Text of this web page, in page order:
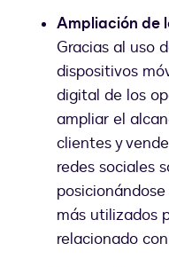
Ampliación de
Gracias al uso
dispositivos
digital de los
ampliar el
clientes y
redes sociales
más utilizados
relacionado